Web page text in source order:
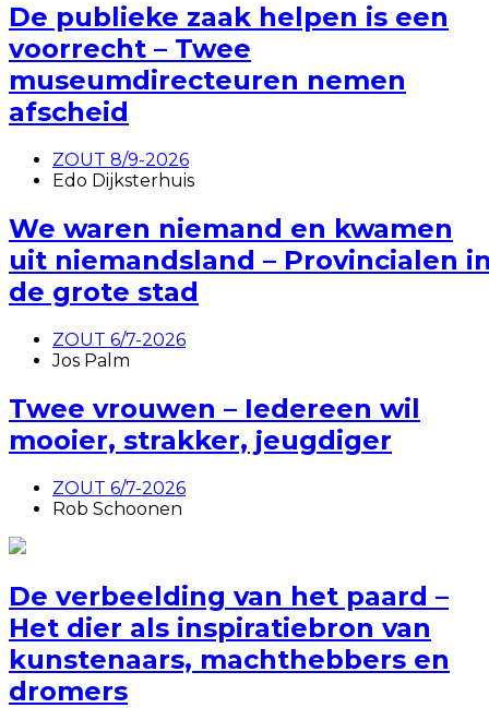
De publieke zaak helpen is een
voorrecht – Twee
museumdirecteuren nemen
afscheid
ZOUT 8/9-2026
Edo Dijksterhuis
We waren niemand en kwamen
uit niemandsland – Provincialen
de grote stad
ZOUT 6/7-2026
Jos Palm
Twee vrouwen – Iedereen wil
mooier, strakker, jeugdiger
ZOUT 6/7-2026
Rob Schoonen
De verbeelding van het paard –
Het dier als inspiratiebron van
kunstenaars, machthebbers en
dromers